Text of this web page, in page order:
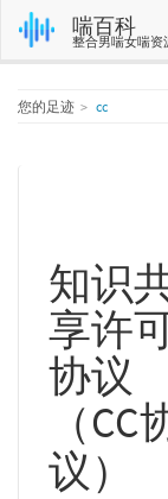
喘百科
整合男喘女喘资
您的足迹 cc
知识
享许
协议
（CC
议）